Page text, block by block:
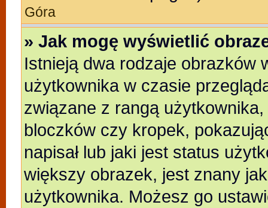
Góra
» Jak mogę wyświetlić
Istnieją dwa rodzaje obrazków
użytkownika w czasie
związane z rangą
bloczków czy kropek,
napisał lub jaki jest status
większy obrazek, jest znany
użytkownika. Możesz go